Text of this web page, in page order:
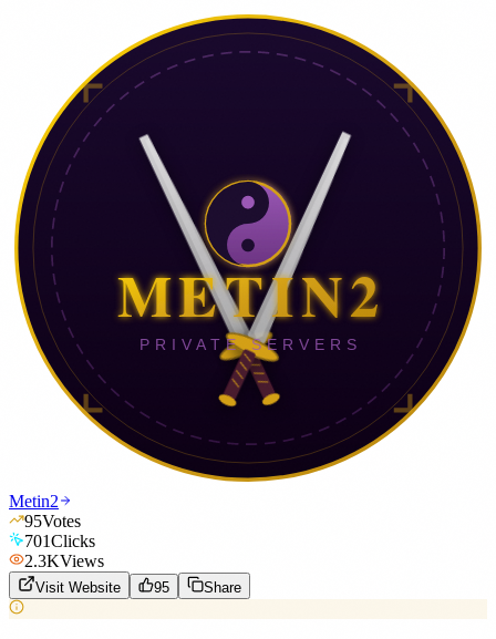
Metin2
95Votes
701Clicks
2.3KViews
Visit Website 95 Share